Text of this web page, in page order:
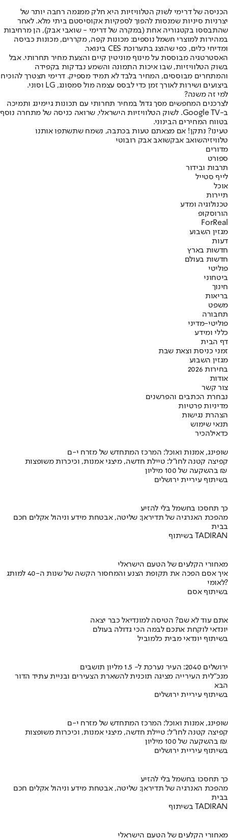
הכניסה של דרימי לשוק הטלוויזיות היא חלק ממגמה רחבה יותר של
יצרניות סיניות שמנסות להפוך לספקיות אקוסיסטם ביתי מלא. לאחר
שהתבססו בקטגוריה אחת (במקרה של דרימי - שואבי אבק), הן מרחיבות
במהירות למוצרי חשמל נוספים: מכונות קפה, מקררים, מכונות כביסה
ומדיחי כלים, כפי שהוצג בתערוכת CES בינואר.
האסטרטגיה מבוססת על מינוף מוניטין קיים והצעת מחיר תחרותי. אבל
בשוק הטלוויזיות, שבו איכות התמונה והשמע נבדקות בקפידה
והמתחרים מבוססים, המחיר בלבד לא תמיד מספיק. דרימי תצטרך להוכיח
ביצועים ושירות לאורך זמן כדי לבסס עצמה מול סמסונג, LG וסוני.
למי זה משנה?
לצרכנים המחפשים מסך גדול במחיר תחרותי עם תכונות גיימינג ותמיכה
ב-Google TV. לשוק הטלוויזיות הישראלי, שרואה כניסה של מתחרה נוסף
בטווח המחירים הבינוני.
טעינו? נתקן! אם מצאתם טעות בכתבה, נשמח שתשתפו אותנו
טלוויזיהשואב אבקשואב אבק רובוטי
מדורים
ספורט
תרבות ובידור
לייף סטייל
אוכל
תיירות
טכנולוגיה ומדע
הורוסקופ
ForReal
מגזין השבוע
דעות
חדשות בארץ
חדשות בעולם
פוליטי
ביטחוני
חינוך
בריאות
משפט
תחבורה
פוליטי-מדיני
כללי ומידע
דף הבית
זמני כניסת וצאת שבת
מגזין השבוע
בחירות 2026
אודות
צור קשר
נבחרת הכתבים והפרשנים
מדיניות פרטיות
הצהרת נגישות
תנאי שימוש
כדאילהכיר
שופינג, אמנות ואוכל: המרכז המתחדש של מזרח י-ם
קפיצה קטנה לחו"ל: טיילת חדשה, מיצגי אמנות, וכיכרות משופצות
בהשקעה של 100 מיליון ₪
בשיתוף עיריית ירושלים
כך תחסכו בחשמל בלי להזיע
מהפכת האנרגיה של תדיראן: שליטה, אבטחת מידע וניהול אקלים חכם
בבית
בשיתוף TADIRAN
מאחורי הקלעים של הטעם הישראלי
איך אסם הפכה את תקופת הצנע והמחסור הקשה של שנות ה-40 למותג
לאומי?
בשיתוף אסם
אתם עוד לא שם? הטיסה למונדיאל כבר יצאה
יונדאי לוקחת אתכם לבמה הכי גדולה בעולם
בשיתוף יונדאי מבית כלמוביל
ירושלים 2040: העיר נערכת ל- 1.5 מליון תושבים
מנכ"לית העירייה מציגה תוכנית להשארת הצעירים ובניית עתיד הדור
הבא
בשיתוף עיריית ירושלים
שופינג, אמנות ואוכל: המרכז המתחדש של מזרח י-ם
קפיצה קטנה לחו"ל: טיילת חדשה, מיצגי אמנות, וכיכרות משופצות
בהשקעה של 100 מיליון ₪
בשיתוף עיריית ירושלים
כך תחסכו בחשמל בלי להזיע
מהפכת האנרגיה של תדיראן: שליטה, אבטחת מידע וניהול אקלים חכם
בבית
בשיתוף TADIRAN
מאחורי הקלעים של הטעם הישראלי